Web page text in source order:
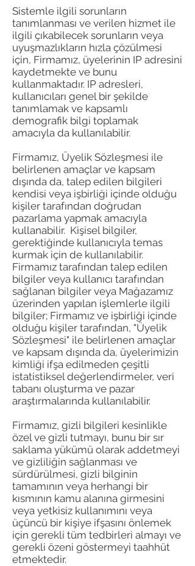
Sistemle ilgili sorunların
tanımlanması ve verilen hizmet ile
ilgili çıkabilecek sorunların veya
uyuşmazlıkların hızla çözülmesi
için, Firmamız, üyelerinin IP adresini
kaydetmekte ve bunu
kullanmaktadır. IP adresleri,
kullanıcıları genel bir şekilde
tanımlamak ve kapsamlı
demografik bilgi toplamak
amacıyla da kullanılabilir.
Firmamız, Üyelik Sözleşmesi ile
belirlenen amaçlar ve kapsam
dışında da, talep edilen bilgileri
kendisi veya işbirliği içinde olduğu
kişiler tarafından doğrudan
pazarlama yapmak amacıyla
kullanabilir. Kişisel bilgiler,
gerektiğinde kullanıcıyla temas
kurmak için de kullanılabilir.
Firmamız tarafından talep edilen
bilgiler veya kullanıcı tarafından
sağlanan bilgiler veya Mağazamız
üzerinden yapılan işlemlerle ilgili
bilgiler; Firmamız ve işbirliği içinde
olduğu kişiler tarafından, "Üyelik
Sözleşmesi" ile belirlenen amaçlar
ve kapsam dışında da, üyelerimizin
kimliği ifşa edilmeden çeşitli
istatistiksel değerlendirmeler, veri
tabanı oluşturma ve pazar
araştırmalarında kullanılabilir.
Firmamız, gizli bilgileri kesinlikle
özel ve gizli tutmayı, bunu bir sır
saklama yükümü olarak addetmeyi
ve gizliliğin sağlanması ve
sürdürülmesi, gizli bilginin
tamamının veya herhangi bir
kısmının kamu alanına girmesini
veya yetkisiz kullanımını veya
üçüncü bir kişiye ifşasını önlemek
için gerekli tüm tedbirleri almayı ve
gerekli özeni göstermeyi taahhüt
etmektedir.